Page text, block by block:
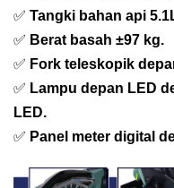
✅ Tangki bahan api
✅ Berat basah ±97 kg.
✅ Fork teleskopik
✅ Lampu depan LED
LED.
✅ Panel meter digital